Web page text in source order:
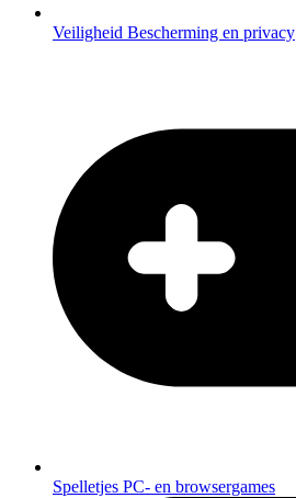
Veiligheid Bescherming en privacy
Spelletjes PC- en browsergames